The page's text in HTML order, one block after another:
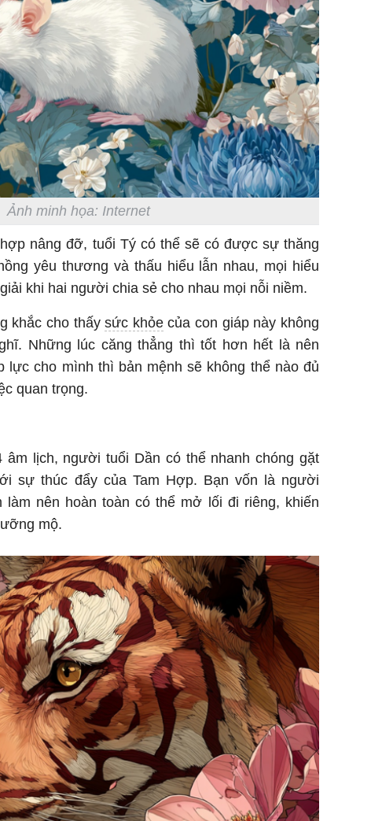
Ảnh minh họa: Internet
nâng đỡ, tuổi Tý có thể sẽ có được sự thăng
yêu thương và thấu hiểu lẫn nhau, mọi hiểu
khi hai người chia sẻ cho nhau mọi nỗi niềm.
khắc cho thấysức khỏecủa con giáp này không
Những lúc căng thẳng thì tốt hơn hết là nên
lực cho mình thì bản mệnh sẽ không thể nào đủ
quan trọng.
âm lịch, người tuổi Dần có thể nhanh chóng gặt
sự thúc đẩy của Tam Hợp. Bạn vốn là người
làm nên hoàn toàn có thể mở lối đi riêng, khiến
mộ.